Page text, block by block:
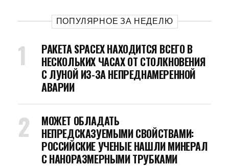
ПОПУЛЯРНОЕ ЗА НЕДЕЛЮ
РАКЕТА SPACEX НАХОДИТСЯ ВСЕГО В
НЕСКОЛЬКИХ ЧАСАХ ОТ СТОЛКНОВЕНИЯ
С ЛУНОЙ ИЗ-ЗА НЕПРЕДНАМЕРЕННОЙ
АВАРИИ
МОЖЕТ ОБЛАДАТЬ
НЕПРЕДСКАЗУЕМЫМИ СВОЙСТВАМИ:
РОССИЙСКИЕ УЧЕНЫЕ НАШЛИ МИНЕРАЛ
С НАНОРАЗМЕРНЫМИ ТРУБКАМИ